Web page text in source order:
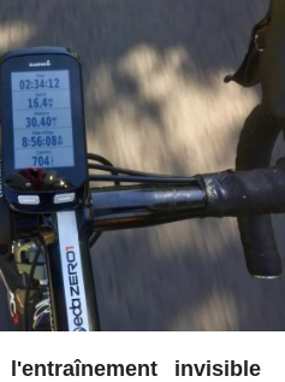
l'entraînement invisible